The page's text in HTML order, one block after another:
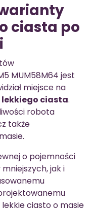
ciasta po
MUM58M64 jest
miejsce na
lekkiego ciasta.
robota
także
o pojemności
jak i
ciasto o masie